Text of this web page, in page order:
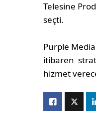
Telesine
seçti.
Purple
itibaren
hizmet